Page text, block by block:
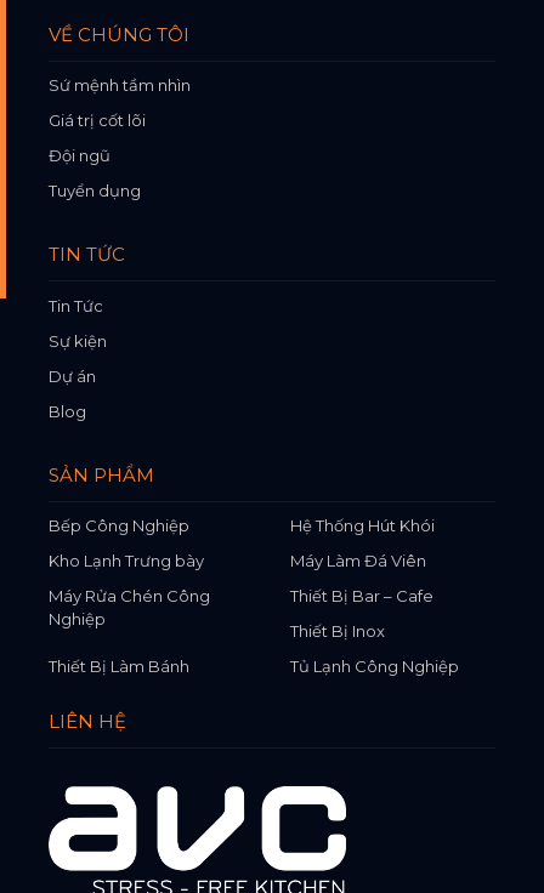
VỀ CHÚNG TÔI
Sứ mệnh tầm nhìn
Giá trị cốt lõi
Đội ngũ
Tuyển dụng
TIN TỨC
Tin Tức
Sự kiện
Dự án
Blog
SẢN PHẨM
Bếp Công Nghiệp
Hệ Thống Hút Khói
Kho Lạnh Trưng bày
Máy Làm Đá Viên
Máy Rửa Chén Công
Nghiệp
Thiết Bị Bar – Cafe
Thiết Bị Inox
Thiết Bị Làm Bánh
Tủ Lạnh Công Nghiệp
LIÊN HỆ